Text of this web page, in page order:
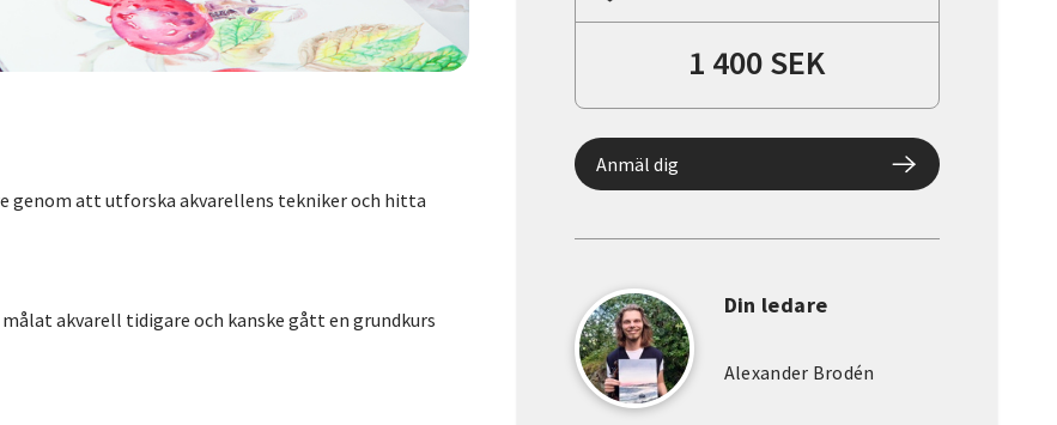
genom att utforska akvarellens tekniker och hitta
akvarell tidigare och kanske gått en grundkurs
1 400 SEK
Anmäl dig
Din ledare
Alexander Brodén